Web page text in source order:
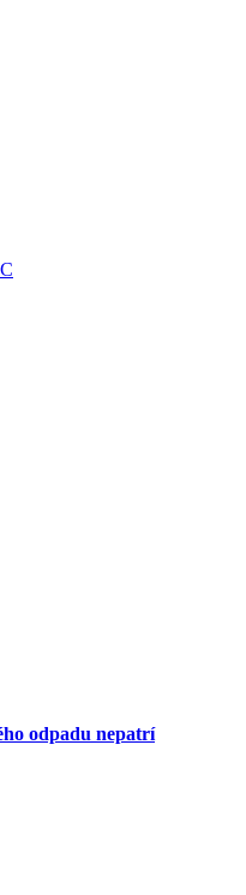
odpadu nepatrí